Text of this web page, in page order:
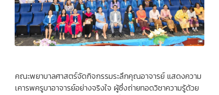
คณะพยาบาลศาสตร์จัดกิจกรรมระลึกคุณอาจารย์ แสดงความ
เคารพครูบาอาจารย์อย่างจริงใจ ผู้ซึ่งถ่ายทอดวิชาความรู้ด้วย